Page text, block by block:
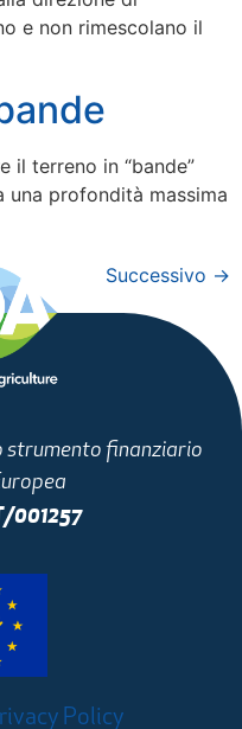
e non rimescolano il
il terreno in “bande”
una profondità massima
Successivo →
strumento finanziario
001257
Policy